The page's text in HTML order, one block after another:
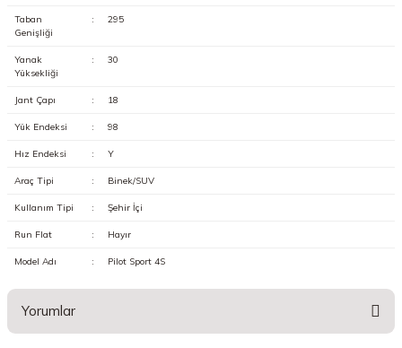
Taban
Genişliği
: 295
Yanak
Yüksekliği
: 30
Jant Çapı : 18
Yük Endeksi : 98
Hız Endeksi : Y
Araç Tipi : Binek/SUV
Kullanım Tipi : Şehir İçi
Run Flat : Hayır
Model Adı : Pilot Sport 4S
Yorumlar